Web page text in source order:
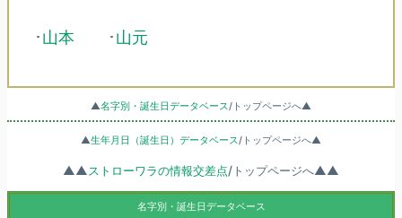
･山本 ･山元
▲名字別・誕生日データベース/トップページへ▲
▲生年月日（誕生日）データベース/トップページへ▲
▲▲ストローワラの情報交差点/トップページへ▲▲
名字別・誕生日データベース